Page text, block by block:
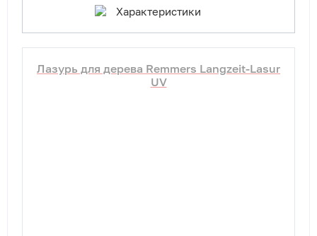
Характеристики
Лазурь для дерева Remmers Langzeit-Lasur
UV